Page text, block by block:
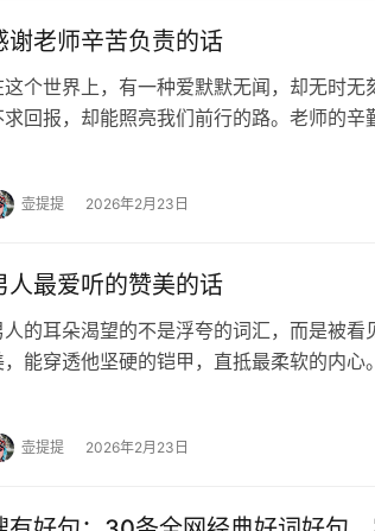
谢老师辛苦负责的话
这个世界上，有一种爱默默无闻，却无时
求回报，却能照亮我们前行的路。老师的辛
壶提提 2026年2月23日
人最爱听的赞美的话
人的耳朵渴望的不是浮夸的词汇，而是被
，能穿透他坚硬的铠甲，直抵最柔软的内
壶提提 2026年2月23日